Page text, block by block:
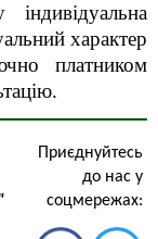
характер
платником
Приєднуйтесь
до нас у
соцмережах: